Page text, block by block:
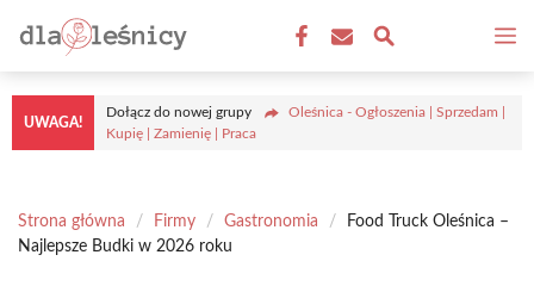
do
treści
UWAGA!
Dołącz do nowej grupy
Oleśnica - Ogłoszenia | Sprzedam |
Kupię | Zamienię | Praca
Strona główna / Firmy / Gastronomia /
Food Truck Oleśnica –
Najlepsze Budki w 2026 roku